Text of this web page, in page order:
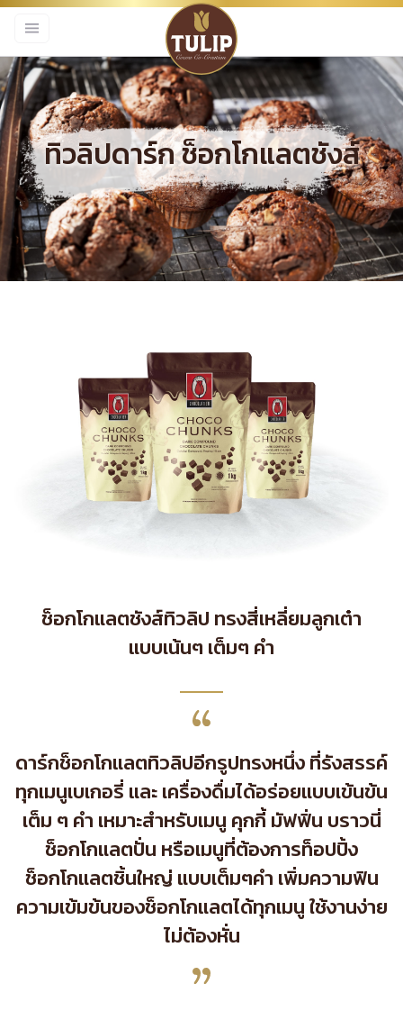
ทิวลิปดาร์ก ช็อกโกแลตชังส์
ช็อกโกแลตชังส์ทิวลิป ทรงสี่เหลี่ยมลูกเต๋า
แบบเน้นๆ เต็มๆ คำ
ดาร์กช็อกโกแลตทิวลิปอีกรูปทรงหนึ่ง ที่รังสรรค์
ทุกเมนูเบเกอรี่ และ เครื่องดื่มได้อร่อยแบบเข้นข้น
เต็ม ๆ คำ เหมาะสำหรับเมนู คุกกี้ มัฟฟิ่น บราวนี่
ช็อกโกแลตปั่น หรือเมนูที่ต้องการท็อปปิ้ง
ช็อกโกแลตชิ้นใหญ่ แบบเต็มๆคำ เพิ่มความฟิน
ความเข้มข้นของช็อกโกแลตได้ทุกเมนู ใช้งานง่าย
ไม่ต้องหั่น